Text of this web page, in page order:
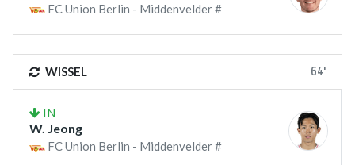
FC Union Berlin - Middenvelder #
WISSEL 64'
IN
W. Jeong
FC Union Berlin - Middenvelder #